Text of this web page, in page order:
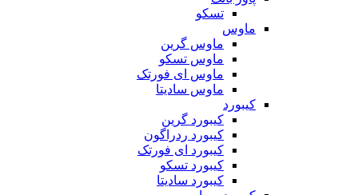
تسکو
ماوس
ماوس گرین
ماوس تسکو
ماوس ای فورتک
ماوس سادیتا
کیبورد
کیبورد گرین
کیبورد ردراگون
کیبورد ای فورتک
کیبورد تسکو
کیبورد سادیتا